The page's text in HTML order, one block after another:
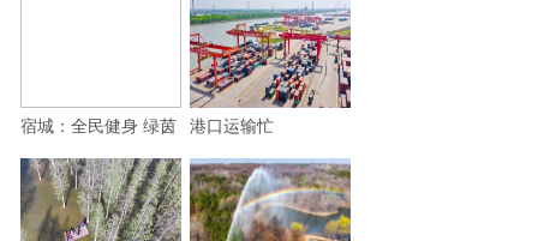
宿城：全民健身 绿茵 港口运输忙